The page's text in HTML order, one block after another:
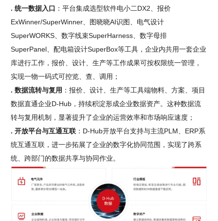
. 统一数据入口 ：平台集成选型软件电小二DX2、报价
ExWinner/SuperWinner、图晓晓AI识图、电气设计
SuperWORKS、数字线束SuperHarness、数字母排
SuperPanel、配电箱设计SuperBox等工具，企业内共用一套企业
库进行工作，报价、设计、生产等工作成果可按权限统一管理，
实现一物一码式可控览、查、调用；
. 数据流转与复用 ：报价、设计、生产等工具端物料、方案、项目
数据直通企业D-Hub，持续积淀形成企业数据资产。这种数据流
转与复用机制，显著提升了企业的运营效率和市场响应速度；
. 开放平台与互通互联 ：D-Hub开放平台支持与主流PLM、ERP系
统互通互联，进一步拓展了企业的数字化协同范围，实现了跨系
统、跨部门的数据共享与协同作业。